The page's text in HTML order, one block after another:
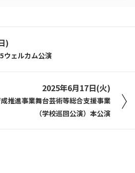
)
ウェルカム公演
2025年6月17日(火)
推進事業舞台芸術等総合支援事業
（学校巡回公演）本公演